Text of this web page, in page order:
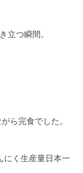
立つ瞬間。
ら完食でした。
にく生産量日本一